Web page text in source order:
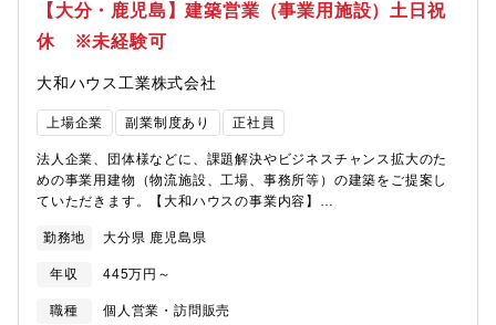
【大分・鹿児島】建築営業（事業用施設）土日祝
休 ※未経験可
大和ハウス工業株式会社
上場企業 副業制度あり 正社員
法人企業、団体様などに、課題解決やビジネスチャンス拡大のた
めの事業用建物（物流施設、工場、事務所等）の建築をご提案し
ていただきます。【大和ハウスの事業内容】
ハウスの採用ページ】～大和ハウスについてや働く環境などの記
載があります～
https://www.daiwahouse.co.jp/recruit/index.html?
page=from_header～キャリア採用ページ～
勤務地 大分県 鹿児島県
年収 445万円～
職種
個人営業・訪問販売